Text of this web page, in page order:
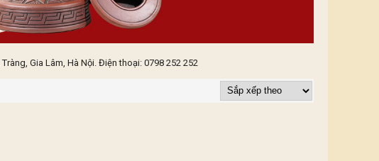
Gia Lâm, Hà Nội. Điện thoại: 0798 252 252